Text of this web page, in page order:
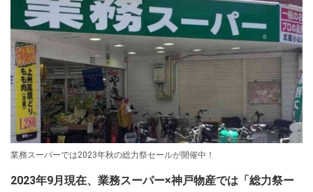
業務スーパーでは2023年秋の総力祭セールが開催中！
2023年9月現在、業務スーパー×神戸物産では「総力祭ー